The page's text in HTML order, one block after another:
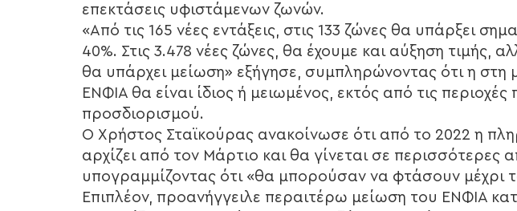
επεκτάσεις υφιστάμενων ζωνών.
«Από τις 165 νέες εντάξεις, στις 133 ζώνες θα υπάρξει
40%. Στις 3.478 νέες ζώνες, θα έχουμε και αύξηση τιμής,
θα υπάρχει μείωση» εξήγησε, συμπληρώνοντας ότι η στη
ΕΝΦΙΑ θα είναι ίδιος ή μειωμένος, εκτός από τις
προσδιορισμού.
Ο Χρήστος Σταϊκούρας ανακοίνωσε ότι από το 2022 η
αρχίζει από τον Μάρτιο και θα γίνεται σε περισσότερες
υπογραμμίζοντας ότι «θα μπορούσαν να φτάσουν μέχρι
Επιπλέον, προανήγγειλε περαιτέρω μείωση του ΕΝΦΙΑ